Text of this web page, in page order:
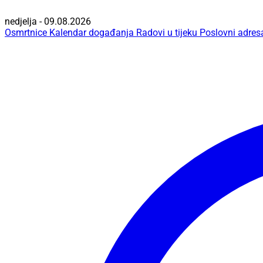
nedjelja - 09.08.2026
Osmrtnice Kalendar događanja Radovi u tijeku Poslovni